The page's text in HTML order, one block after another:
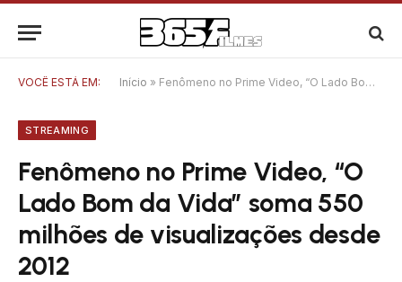
VOCÊ ESTÁ EM: Início » Fenômeno no Prime Video, “O Lado Bom da Vida” soma 550 milhões de visualizações desde 2012
STREAMING
Fenômeno no Prime Video, “O
Lado Bom da Vida” soma 550
milhões de visualizações desde
2012